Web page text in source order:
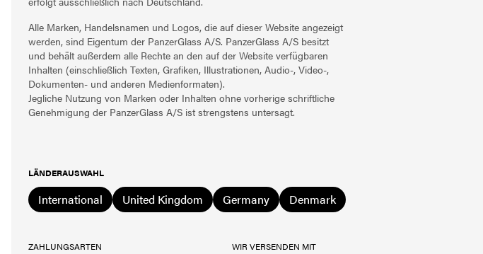
Alle Marken, Handelsnamen und Logos, die auf dieser Website angezeigt
werden, sind Eigentum der PanzerGlass A/S. PanzerGlass A/S besitzt
und behält außerdem alle Rechte an den auf der Website verfügbaren
Inhalten (einschließlich Texten, Grafiken, Illustrationen, Audio-, Video-,
Dokumenten- und anderen Medienformaten).
Jegliche Nutzung von Marken oder Inhalten ohne vorherige schriftliche
Genehmigung der PanzerGlass A/S ist strengstens untersagt.
LÄNDERAUSWAHL
International United Kingdom Germany Denmark
ZAHLUNGSARTEN WIR VERSENDEN MIT